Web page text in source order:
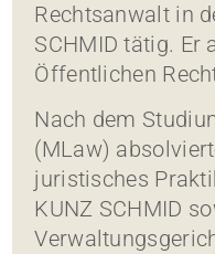
Rechtsanwalt in
SCHMID tätig. Er
Öffentlichen
Nach dem
(MLaw)
juristisches
KUNZ SCHMID